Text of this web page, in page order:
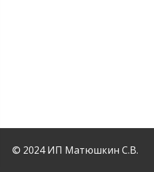
© 2024 ИП Матюшкин С.В.